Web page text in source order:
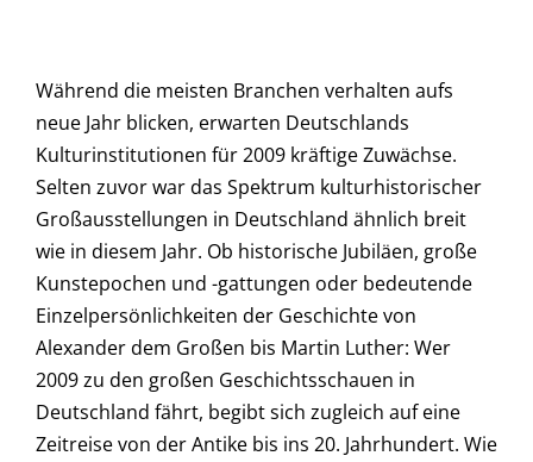
Während die meisten Branchen verhalten aufs
neue Jahr blicken, erwarten Deutschlands
Kulturinstitutionen für 2009 kräftige Zuwächse.
Selten zuvor war das Spektrum kulturhistorischer
Großausstellungen in Deutschland ähnlich breit
wie in diesem Jahr. Ob historische Jubiläen, große
Kunstepochen und -gattungen oder bedeutende
Einzelpersönlichkeiten der Geschichte von
Alexander dem Großen bis Martin Luther: Wer
2009 zu den großen Geschichtsschauen in
Deutschland fährt, begibt sich zugleich auf eine
Zeitreise von der Antike bis ins 20. Jahrhundert. Wie